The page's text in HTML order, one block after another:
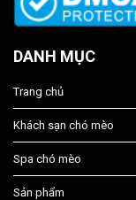
DANH MỤC
Trang chủ
Khách sạn chó mèo
Spa chó mèo
Sản phẩm